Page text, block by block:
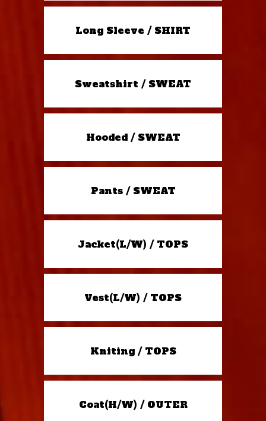
Long Sleeve / SHIRT
Sweatshirt / SWEAT
Hooded / SWEAT
Pants / SWEAT
Jacket(L/W) / TOPS
Vest(L/W) / TOPS
Kniting / TOPS
Coat(H/W) / OUTER